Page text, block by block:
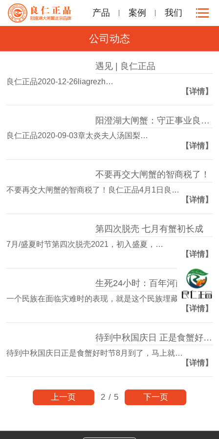
产品 案例 我们
公司动态
遇见 | 良仁正品
良仁正品2020-12-26liagrezh…
【详情】
阳澄湖大闸蟹：守正事业良心，方得良仁正品！
良仁正品2020-09-03章太炎夫人汤国梨…
【详情】
不要再交大闸蟹的智商税了！
不要再交大闸蟹的智商税了！良仁正品4月1日良…
【详情】
第四次脱壳 七月有蟹初长成
7月/盛夏时节第四次脱壳2021，初入盛夏，…
【详情】
生死24小时：百年河南，我看到了国人掩藏在内心深处的温良！
一个民族在面临灾难时的表现，就是这个民族埋藏…
【详情】
待到中秋国庆日 正是食蟹好时节
待到中秋国庆日正是食蟹好时节8月到了，马上就…
【详情】
2 / 5
上一页 下一页